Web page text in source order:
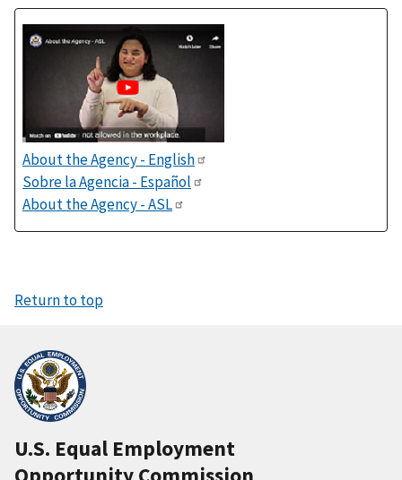
About the Agency - English
Sobre la Agencia - Español
About the Agency - ASL
Return to top
U.S. Equal Employment